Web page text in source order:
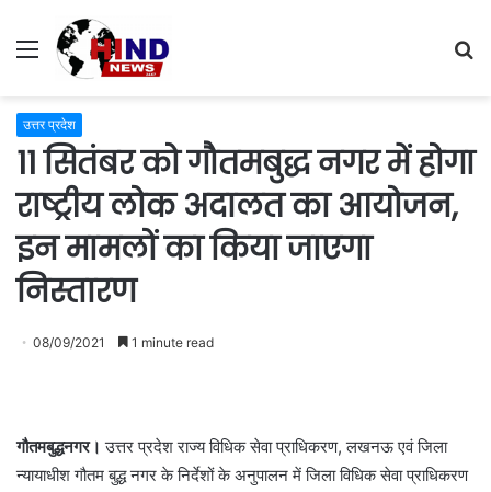
Menu
उत्तर प्रदेश
11 सितंबर को गौतमबुद्ध नगर में होगा
राष्ट्रीय लोक अदालत का आयोजन,
इन मामलों का किया जाएगा
निस्तारण
08/09/2021 1 minute read
गौतमबुद्धनगर। उत्तर प्रदेश राज्य विधिक सेवा प्राधिकरण, लखनऊ एवं जिला
न्यायाधीश गौतम बुद्ध नगर के निर्देशों के अनुपालन में जिला विधिक सेवा प्राधिकरण